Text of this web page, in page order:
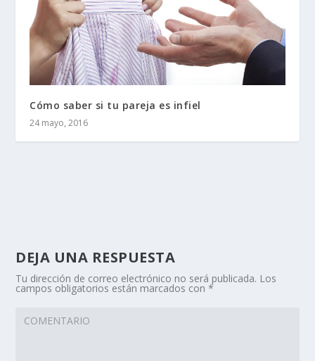
Cómo saber si tu pareja es infiel
24 mayo, 2016
DEJA UNA RESPUESTA
Tu dirección de correo electrónico no será publicada. Los
campos obligatorios están marcados con*